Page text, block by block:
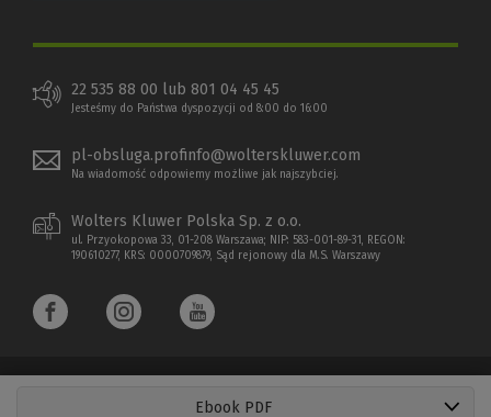
Ebook PDF
22 535 88 00 lub 801 04 45 45
Jesteśmy do Państwa dyspozycji od 8:00 do 16:00
pl-obsluga.profinfo@wolterskluwer.com
Na wiadomość odpowiemy możliwe jak najszybciej.
Wolters Kluwer Polska Sp. z o.o.
ul. Przyokopowa 33, 01-208 Warszawa; NIP: 583-001-89-31, REGON:
190610277, KRS: 0000709879, Sąd rejonowy dla M.S. Warszawy